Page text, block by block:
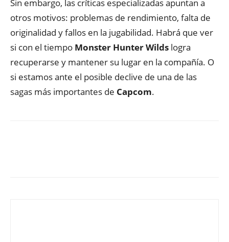
Sin embargo, las críticas especializadas apuntan a
otros motivos: problemas de rendimiento, falta de
originalidad y fallos en la jugabilidad. Habrá que ver
si con el tiempo Monster Hunter Wilds logra
recuperarse y mantener su lugar en la compañía. O
si estamos ante el posible declive de una de las
sagas más importantes de Capcom.